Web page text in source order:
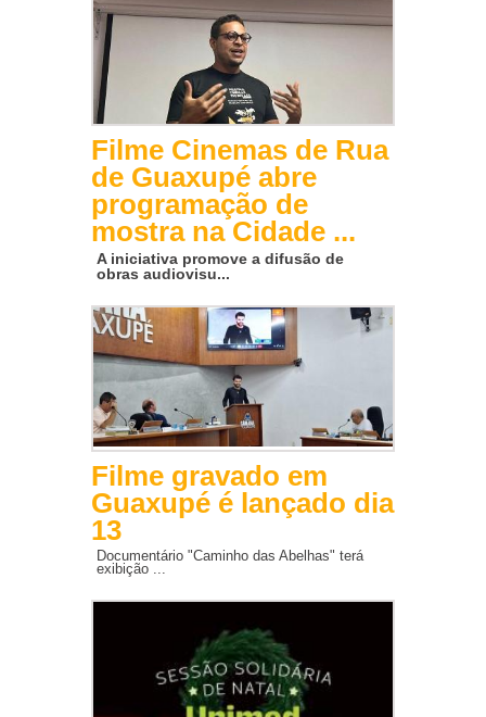
Filme Cinemas de Rua
de Guaxupé abre
programação de
mostra na Cidade ...
A iniciativa promove a difusão de
obras audiovisu...
Filme gravado em
Guaxupé é lançado dia
13
Documentário "Caminho das Abelhas" terá
exibição ...